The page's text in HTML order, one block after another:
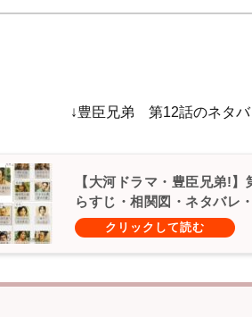
↓豊臣兄弟 第12話のネタバ
【大河ドラマ・豊臣兄弟!
らすじ・相関図・ネタバレ